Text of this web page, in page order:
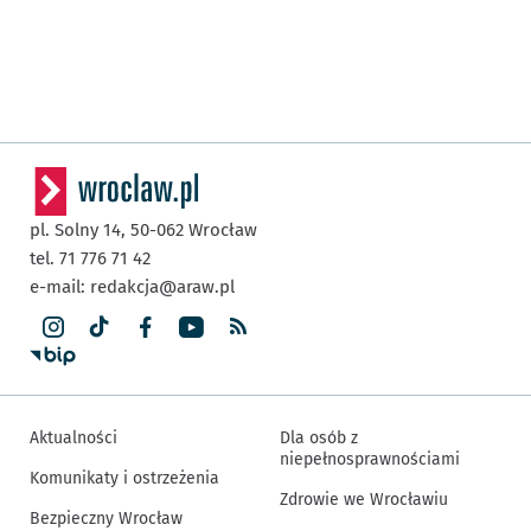
pl. Solny 14, 50-062 Wrocław
tel. 71 776 71 42
e-mail: redakcja@araw.pl
Aktualności
Komunikaty i ostrzeżenia
Bezpieczny Wrocław
Dla osób z
niepełnosprawnościami
Zdrowie we Wrocławiu